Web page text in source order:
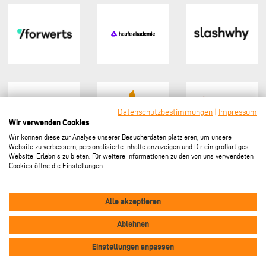
menu
Datenschutz Kontakt
Datenschutzbestimmungen
Impressum
Wir verwenden Cookies
Wir können diese zur Analyse unserer Besucherdaten platzieren, um unsere
Website zu verbessern, personalisierte Inhalte anzuzeigen und Dir ein großartiges
Website-Erlebnis zu bieten. Für weitere Informationen zu den von uns verwendeten
Cookies öffne die Einstellungen.
Alle akzeptieren
Ablehnen
Einstellungen anpassen